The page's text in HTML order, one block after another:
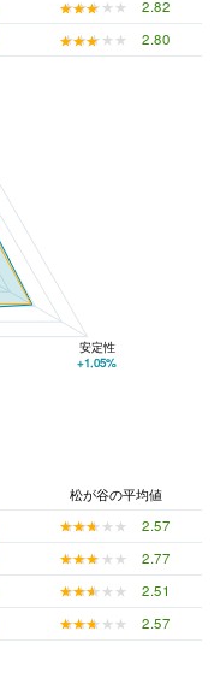
★★★★★
★★★★★
2.82
★★★★★
★★★★★ 2.80
安定性
+1.05%
松が谷の平均値
★★★★★
★★★★★
2.57
★★★★★
★★★★★
2.77
★★★★★
★★★★★
2.51
★★★★★
★★★★★ 2.57